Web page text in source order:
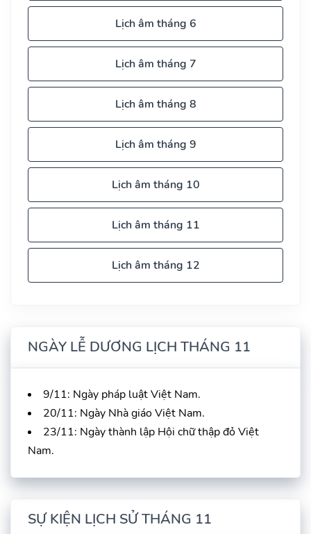
Lịch âm tháng 6
Lịch âm tháng 7
Lịch âm tháng 8
Lịch âm tháng 9
Lịch âm tháng 10
Lịch âm tháng 11
Lịch âm tháng 12
NGÀY LỄ DƯƠNG LỊCH THÁNG 11
9/11: Ngày pháp luật Việt Nam.
20/11: Ngày Nhà giáo Việt Nam.
23/11: Ngày thành lập Hội chữ thập đỏ Việt
Nam.
SỰ KIỆN LỊCH SỬ THÁNG 11